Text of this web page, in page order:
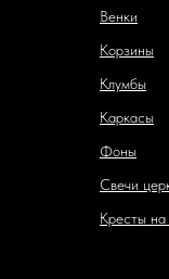
Венки
Корзины
Клумбы
Каркасы
Фоны
Свечи
Кресты на